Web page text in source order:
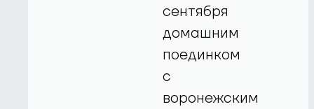
сентября
домашним
поединком
с
воронежским